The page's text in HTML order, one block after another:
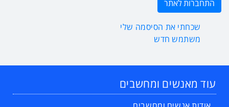
שכחתי את הסיסמה שלי
משתמש חדש
עוד מאנשים ומחשבים